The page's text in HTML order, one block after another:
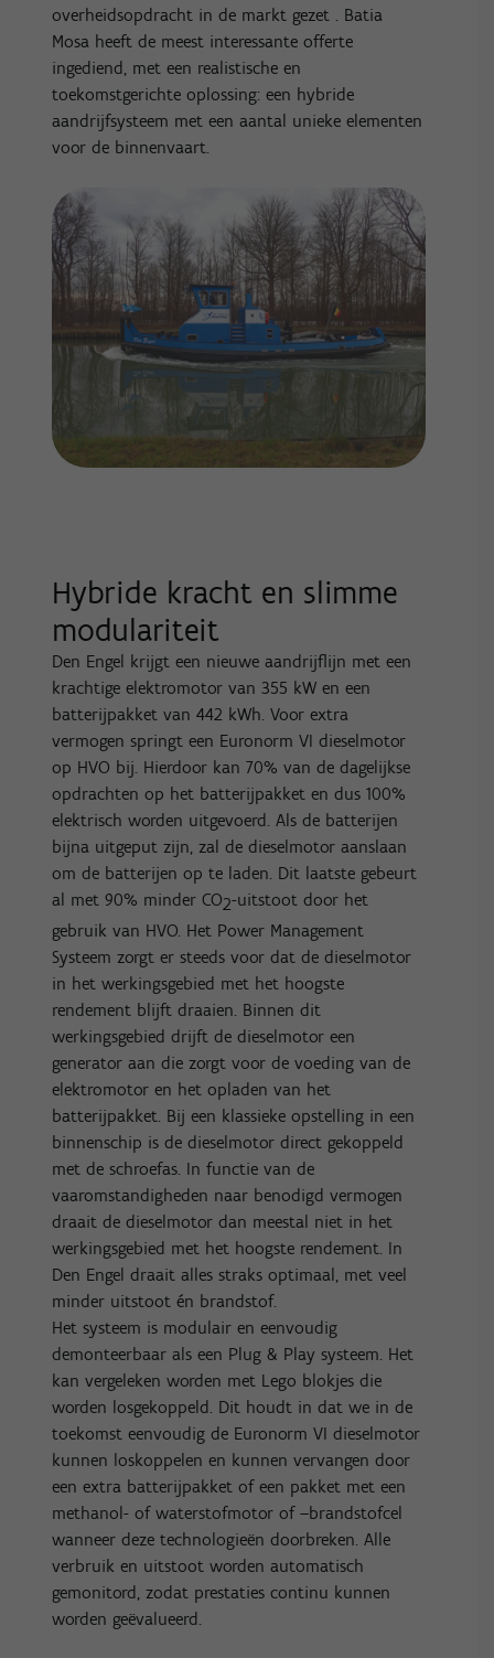
overheidsopdracht in de markt gezet . Batia
Mosa heeft de meest interessante offerte
ingediend, met een realistische en
toekomstgerichte oplossing: een hybride
aandrijfsysteem met een aantal unieke elementen
voor de binnenvaart.
Hybride kracht en slimme
modulariteit
Den Engel krijgt een nieuwe aandrijflijn met een
krachtige elektromotor van 355 kW en een
batterijpakket van 442 kWh. Voor extra
vermogen springt een Euronorm VI dieselmotor
op HVO bij. Hierdoor kan 70% van de dagelijkse
opdrachten op het batterijpakket en dus 100%
elektrisch worden uitgevoerd. Als de batterijen
bijna uitgeput zijn, zal de dieselmotor aanslaan
om de batterijen op te laden. Dit laatste gebeurt
al met 90% minder CO2-uitstoot door het
gebruik van HVO. Het Power Management
Systeem zorgt er steeds voor dat de dieselmotor
in het werkingsgebied met het hoogste
rendement blijft draaien. Binnen dit
werkingsgebied drijft de dieselmotor een
generator aan die zorgt voor de voeding van de
elektromotor en het opladen van het
batterijpakket. Bij een klassieke opstelling in een
binnenschip is de dieselmotor direct gekoppeld
met de schroefas. In functie van de
vaaromstandigheden naar benodigd vermogen
draait de dieselmotor dan meestal niet in het
werkingsgebied met het hoogste rendement. In
Den Engel draait alles straks optimaal, met veel
minder uitstoot én brandstof.
Het systeem is modulair en eenvoudig
demonteerbaar als een Plug & Play systeem. Het
kan vergeleken worden met Lego blokjes die
worden losgekoppeld. Dit houdt in dat we in de
toekomst eenvoudig de Euronorm VI dieselmotor
kunnen loskoppelen en kunnen vervangen door
een extra batterijpakket of een pakket met een
methanol- of waterstofmotor of –brandstofcel
wanneer deze technologieën doorbreken. Alle
verbruik en uitstoot worden automatisch
gemonitord, zodat prestaties continu kunnen
worden geëvalueerd.